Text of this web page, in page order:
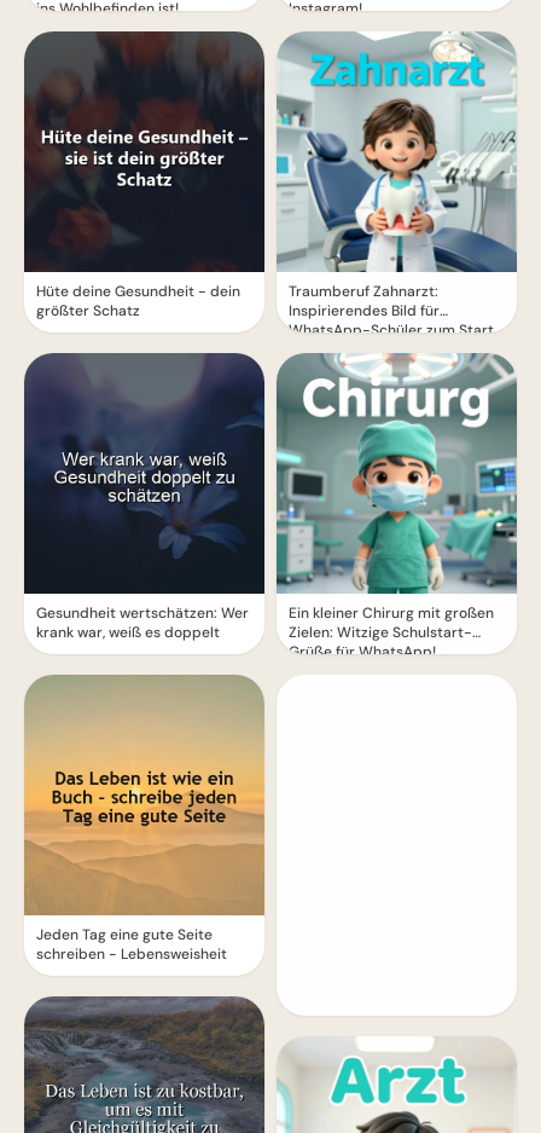
ins Wohlbefinden ist!
Hüte deine Gesundheit - dein
größter Schatz
Gesundheit wertschätzen: Wer
krank war, weiß es doppelt
Jeden Tag eine gute Seite
schreiben - Lebensweisheit
Instagram!
Traumberuf Zahnarzt:
Inspirierendes Bild für
WhatsApp-Schüler zum Start
Ein kleiner Chirurg mit großen
Zielen: Witzige Schulstart-
Grüße für WhatsApp!